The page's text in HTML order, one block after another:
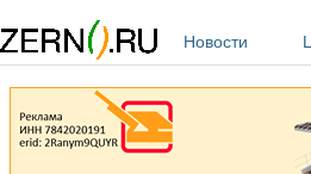
Новости